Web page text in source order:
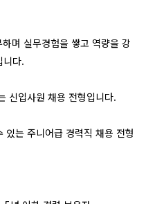
며 실무경험을 쌓고 역량을 강
니다.
신입사원 채용 전형입니다.
있는 주니어급 경력직 채용 전형